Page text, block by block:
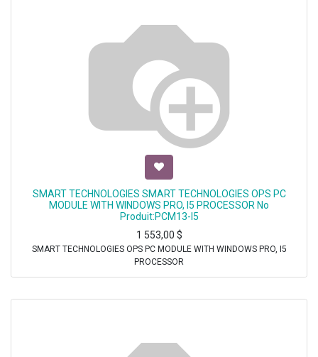
SMART TECHNOLOGIES SMART TECHNOLOGIES OPS PC
MODULE WITH WINDOWS PRO, I5 PROCESSOR No
Produit:PCM13-I5
1 553,00 $
SMART TECHNOLOGIES OPS PC MODULE WITH WINDOWS PRO, I5
PROCESSOR